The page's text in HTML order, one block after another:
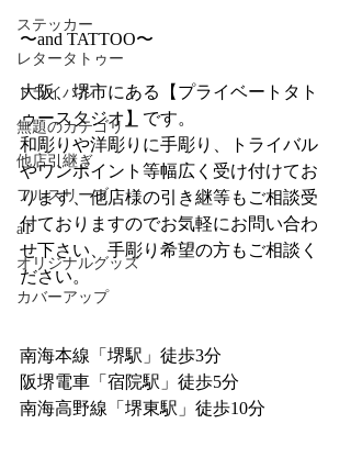
ステッカー
レタータトゥー
トライバル
無題のカテゴリー
他店引継ぎ
フルスリーブ
aT
オリジナルグッズ
カバーアップ
〜and TATTOO〜
大阪、堺市にある【プライベートタト
ゥースタジオ】です。
和彫りや洋彫りに手彫り、トライバル
やワンポイント等幅広く受け付けてお
ります、他店様の引き継等もご相談受
付ておりますのでお気軽にお問い合わ
せ下さい、手彫り希望の方もご相談く
ださい。
南海本線「堺駅」徒歩3分
阪堺電車「宿院駅」徒歩5分
南海高野線「堺東駅」徒歩10分